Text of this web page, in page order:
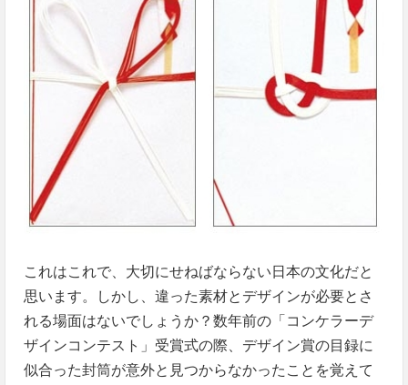
これはこれで、大切にせねばならない日本の文化だと
思います。しかし、違った素材とデザインが必要とさ
れる場面はないでしょうか？数年前の「コンケラーデ
ザインコンテスト」受賞式の際、デザイン賞の目録に
似合った封筒が意外と見つからなかったことを覚えて